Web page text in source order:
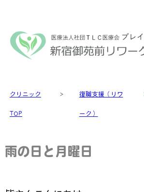
クリニック
TOP
＞ 復職支援（リワ
ーク）
雨の日と月曜日